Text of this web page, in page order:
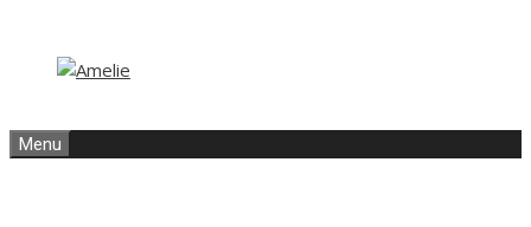
obsah
obsah
Menu